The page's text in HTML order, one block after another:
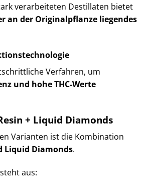
verarbeiteten Destillaten bietet
an der Originalpflanze liegendes
Verfahren, um
und hohe THC-Werte
+ Liquid Diamonds
Varianten ist die Kombination
Liquid Diamonds.
aus: